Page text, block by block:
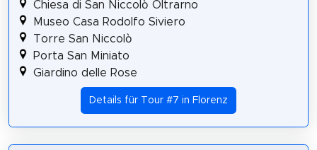
Chiesa di San Niccolò Oltrarno
Museo Casa Rodolfo Siviero
Torre San Niccolò
Porta San Miniato
Giardino delle Rose
Details für Tour #7 in Florenz